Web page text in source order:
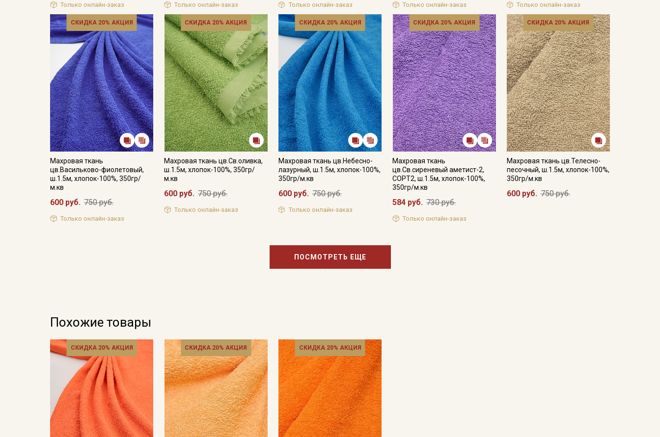
Только онлайн-заказ Только онлайн-заказ Только онлайн-заказ Только онлайн-заказ Только онлайн-заказ
СКИДКА 20% АКЦИЯ
Махровая ткань
цв.Васильково-фиолетовый,
ш.1.5м, хлопок-100%, 350гр/
м.кв
600 руб. 750 руб.
Только онлайн-заказ
СКИДКА 20% АКЦИЯ
Махровая ткань цв.Св.оливка,
ш.1.5м, хлопок-100%, 350гр/
м.кв
600 руб. 750 руб.
Только онлайн-заказ
СКИДКА 20% АКЦИЯ
Махровая ткань цв.Небесно-
лазурный, ш.1.5м, хлопок-100%,
350гр/м.кв
600 руб. 750 руб.
Только онлайн-заказ
СКИДКА 20% АКЦИЯ
Махровая ткань
цв.Св.сиреневый аметист-2,
СОРТ2, ш.1.5м, хлопок-100%,
350гр/м.кв
584 руб. 730 руб.
Только онлайн-заказ
СКИДКА 20% АКЦИЯ
Махровая ткань цв.Телесно-
песочный, ш.1.5м, хлопок-100%,
350гр/м.кв
600 руб. 750 руб.
ПОСМОТРЕТЬ ЕЩЕ
Похожие товары
СКИДКА 20% АКЦИЯ СКИДКА 20% АКЦИЯ СКИДКА 20% АКЦИЯ
Секретная рассылка от
Купава
Мы публикуем здесь дополнительные
промокоды и скидки до 30% на узкие
категории тканей
Политикой обработки персональных
данныхи даюСогласие на обработку персональных